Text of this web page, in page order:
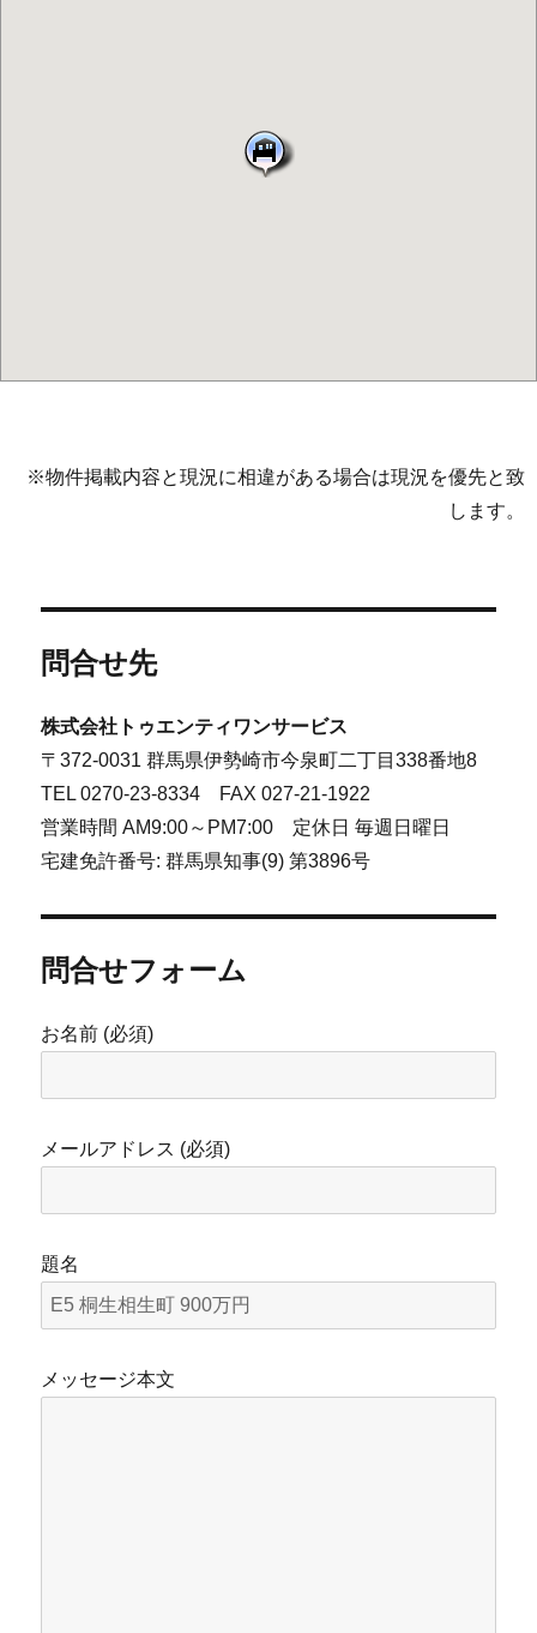
※物件掲載内容と現況に相違がある場合は現況を優先と致
します。
問合せ先
株式会社トゥエンティワンサービス
〒372-0031 群馬県伊勢崎市今泉町二丁目338番地8
TEL 0270-23-8334 FAX 027-21-1922
営業時間 AM9:00～PM7:00 定休日 毎週日曜日
宅建免許番号: 群馬県知事(9) 第3896号
問合せフォーム
お名前 (必須)
メールアドレス (必須)
題名
メッセージ本文